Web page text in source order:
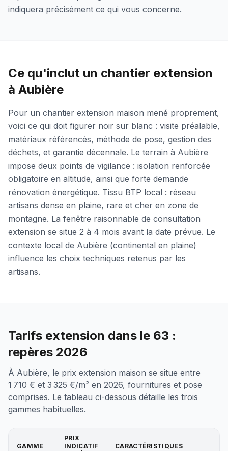
indiquera précisément ce qui vous concerne.
Ce qu'inclut un chantier extension
à Aubière
Pour un chantier extension maison mené proprement,
voici ce qui doit figurer noir sur blanc : visite préalable,
matériaux référencés, méthode de pose, gestion des
déchets, et garantie décennale. Le terrain à Aubière
impose deux points de vigilance : isolation renforcée
obligatoire en altitude, ainsi que forte demande
rénovation énergétique. Tissu BTP local : réseau
artisans dense en plaine, rare et cher en zone de
montagne. La fenêtre raisonnable de consultation
extension se situe 2 à 4 mois avant la date prévue. Le
contexte local de Aubière (continental en plaine)
influence les choix techniques retenus par les
artisans.
Tarifs extension dans le 63 :
repères 2026
À Aubière, le prix extension maison se situe entre
1 710 € et 3 325 €/m² en 2026, fournitures et pose
comprises. Le tableau ci-dessous détaille les trois
gammes habituelles.
GAMME
PRIX
INDICATIF
CARACTÉRISTIQUES